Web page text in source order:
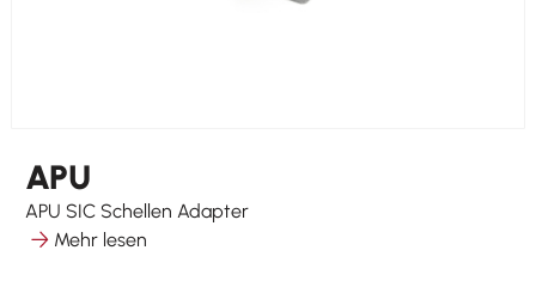
APU
APU SIC Schellen Adapter
Mehr lesen